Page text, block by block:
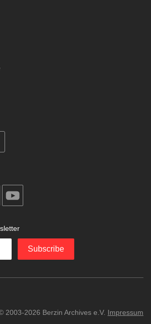
soundcloud
Subscribe
2003-2026 Berzin Archives e.V. Impressum